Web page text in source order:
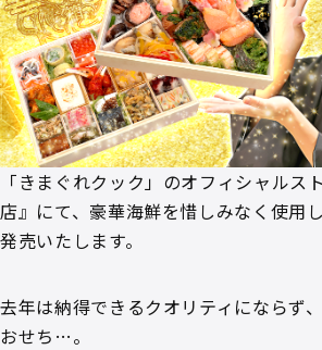
「きまぐれクック」のオフィシャルス
店』にて、豪華海鮮を惜しみなく使用
発売いたします。
去年は納得できるクオリティにならず
おせち…。